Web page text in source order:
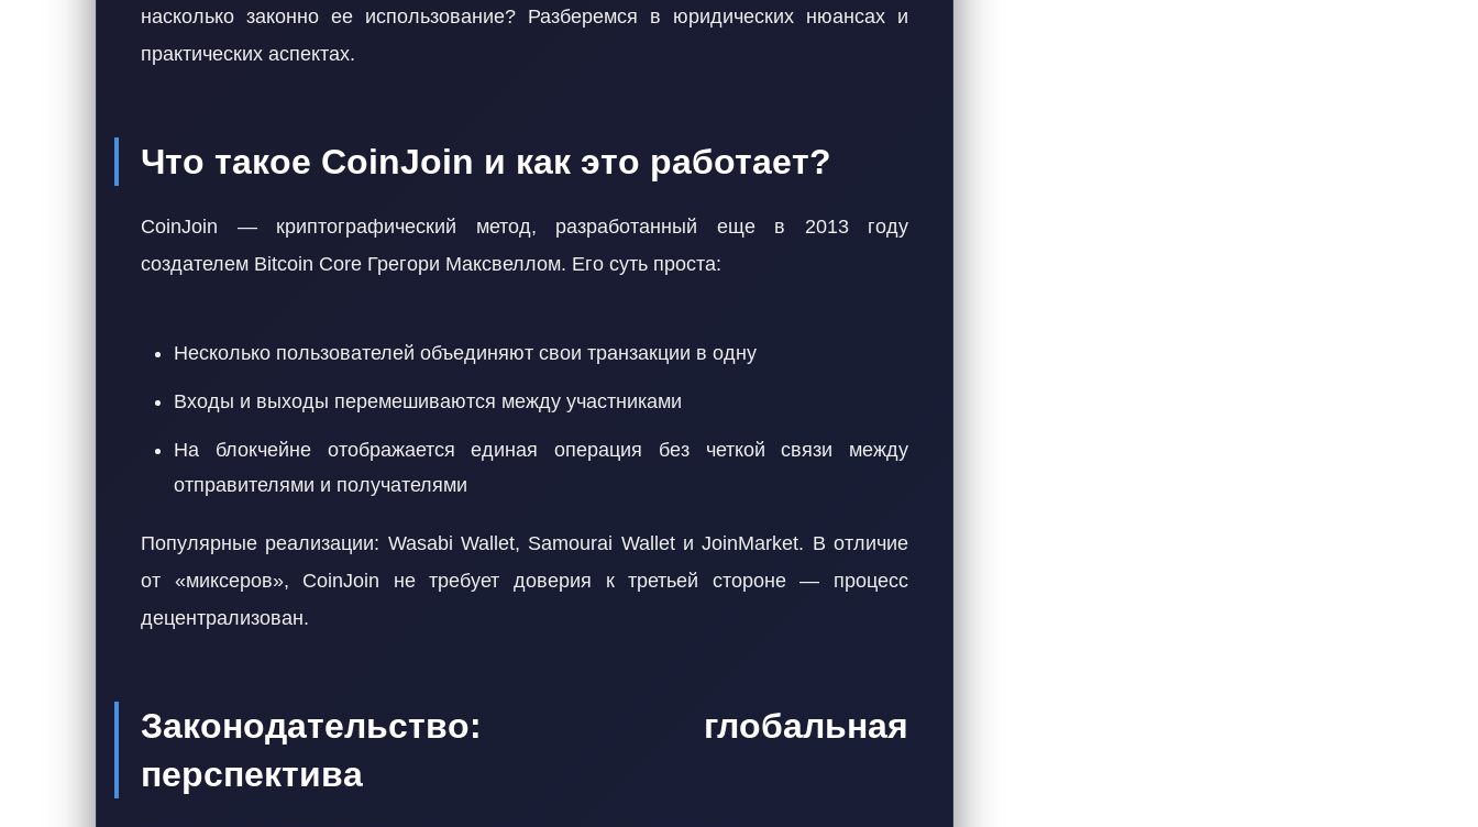
насколько законно ее использование? Разберемся в юридических нюансах и
практических аспектах.
Что такое CoinJoin и как это работает?
CoinJoin — криптографический метод, разработанный еще в 2013 году
создателем Bitcoin Core Грегори Максвеллом. Его суть проста:
Несколько пользователей объединяют свои транзакции в одну
Входы и выходы перемешиваются между участниками
На блокчейне отображается единая операция без четкой связи между
отправителями и получателями
Популярные реализации: Wasabi Wallet, Samourai Wallet и JoinMarket. В отличие
от «миксеров», CoinJoin не требует доверия к третьей стороне — процесс
децентрализован.
Законодательство: глобальная
перспектива